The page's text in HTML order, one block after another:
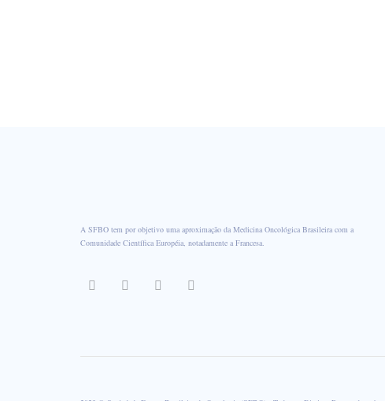
A SFBO tem por objetivo uma aproximação da Medicina Oncológica Brasileira com a
Comunidade Científica Européia, notadamente a Francesa.